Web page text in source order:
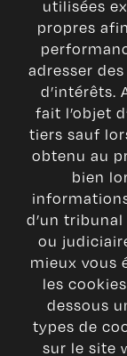
utilisées
propres
adresser
d’intérêts.
fait l’objet
tiers sauf
obtenu au
bien
d’un
ou
mieux vous
les
dessous
types de
sur le site